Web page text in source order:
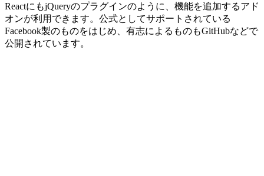
ReactにもjQueryのプラグインのように、機能を追加するアド
オンが利用できます。公式としてサポートされている
Facebook製のものをはじめ、有志によるものもGitHubなどで
公開されています。